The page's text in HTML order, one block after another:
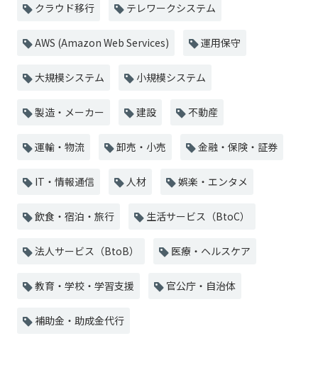
クラウド移行 テレワークシステム
AWS (Amazon Web Services) 運用保守
大規模システム 小規模システム
製造・メーカー 建設 不動産
運輸・物流 卸売・小売 金融・保険・証券
IT・情報通信 人材 娯楽・エンタメ
飲食・宿泊・旅行 生活サービス（BtoC）
法人サービス（BtoB） 医療・ヘルスケア
教育・学校・学習支援 官公庁・自治体
補助金・助成金代行